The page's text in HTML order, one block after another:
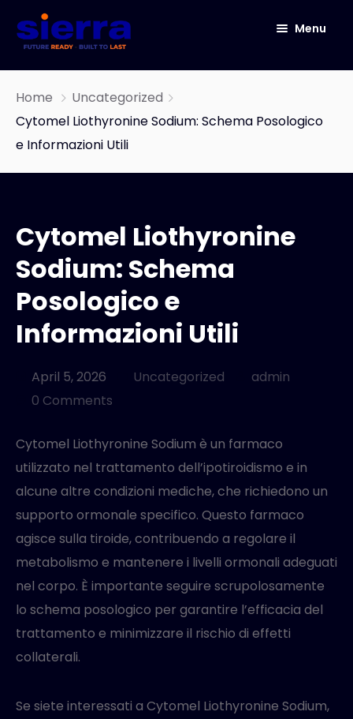
Menu
ABOUT
IT Infrastructure & Software Development
Services
END TO END DATA CENTER SOLUTIONS
AUTOMATED INFRASTRUCTURE DESIGN AND
IOT
OneConnect
Our Story
Home
Uncategorized
Cytomel Liothyronine Sodium: Schema Posologico
e Informazioni Utili
Cytomel Liothyronine
Sodium: Schema
Posologico e
Informazioni Utili
April 5, 2026 Uncategorized
admin
0 Comments
Cytomel Liothyronine Sodium è un farmaco
utilizzato nel trattamento dell’ipotiroidismo e in
alcune altre condizioni mediche, che richiedono un
supporto ormonale specifico. Questo farmaco
agisce sulla tiroide, contribuendo a regolare il
metabolismo e mantenere i livelli ormonali adeguati
nel corpo. È importante seguire scrupolosamente
lo schema posologico per garantire l’efficacia del
trattamento e minimizzare il rischio di effetti
collaterali.
Se siete interessati a Cytomel Liothyronine Sodium,